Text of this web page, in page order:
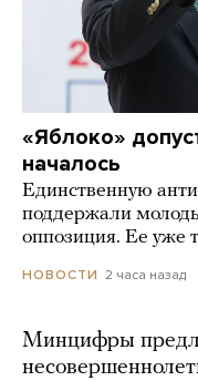
«Яблоко»
началось
Единственную
поддержали
оппозиция. Ее уже
НОВОСТИ 2 часа назад
Минцифры